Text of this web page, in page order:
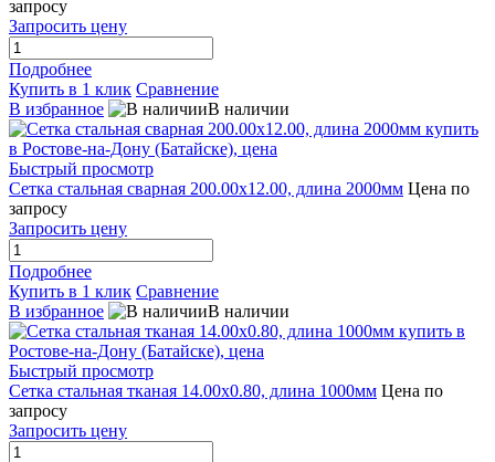
запросу
Запросить цену
Подробнее
Купить в 1 клик Сравнение
В избранное
В наличии
Быстрый просмотр
Сетка стальная сварная 200.00x12.00, длина 2000мм Цена по
запросу
Запросить цену
Подробнее
Купить в 1 клик Сравнение
В избранное
В наличии
Быстрый просмотр
Сетка стальная тканая 14.00x0.80, длина 1000мм Цена по
запросу
Запросить цену